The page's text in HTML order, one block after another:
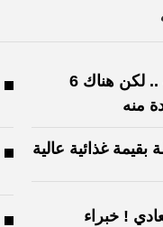
التفاح غني بالألياف .. لكن هناك 6
منه
بقيمة غذائية عالية
! خبراء